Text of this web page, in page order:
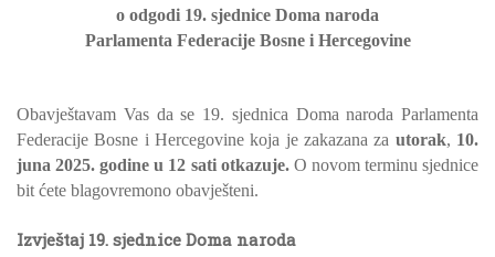
o odgodi 19. sjednice Doma naroda
Parlamenta Federacije Bosne i Hercegovine
Obavještavam Vas da se 19. sjednica Doma naroda Parlamenta
Federacije Bosne i Hercegovine koja je zakazana za utorak, 10.
juna 2025. godine u 12 sati otkazuje. O novom terminu sjednice
bit ćete blagovremono obavješteni.
Izvještaj 19. sjednice Doma naroda